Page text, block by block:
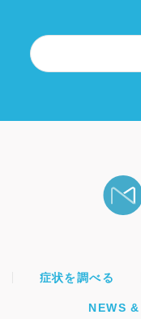
症状を調べる
NEWS